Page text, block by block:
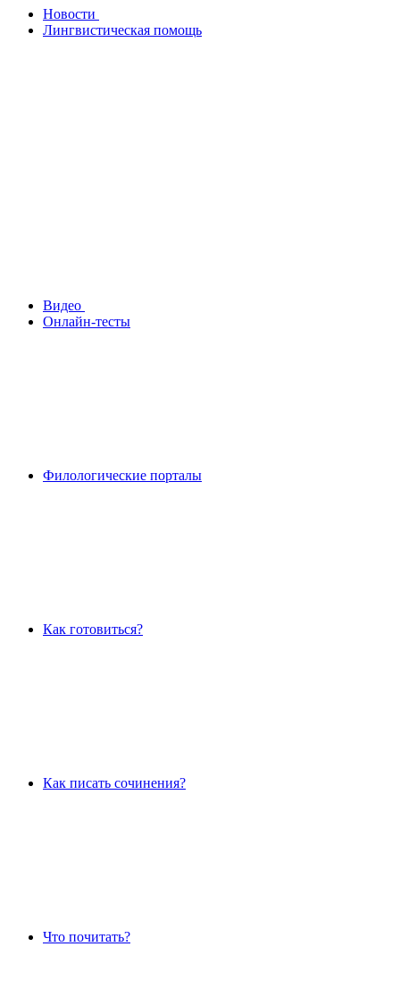
Новости
Лингвистическая помощь
Видео
Онлайн-тесты
Филологические порталы
Как готовиться?
Как писать сочинения?
Что почитать?